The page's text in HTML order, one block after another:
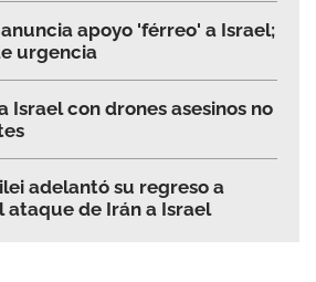
apoyo 'férreo' a Israel;
urgencia
Israel con drones asesinos no
adelantó su regreso a
ataque de Irán a Israel